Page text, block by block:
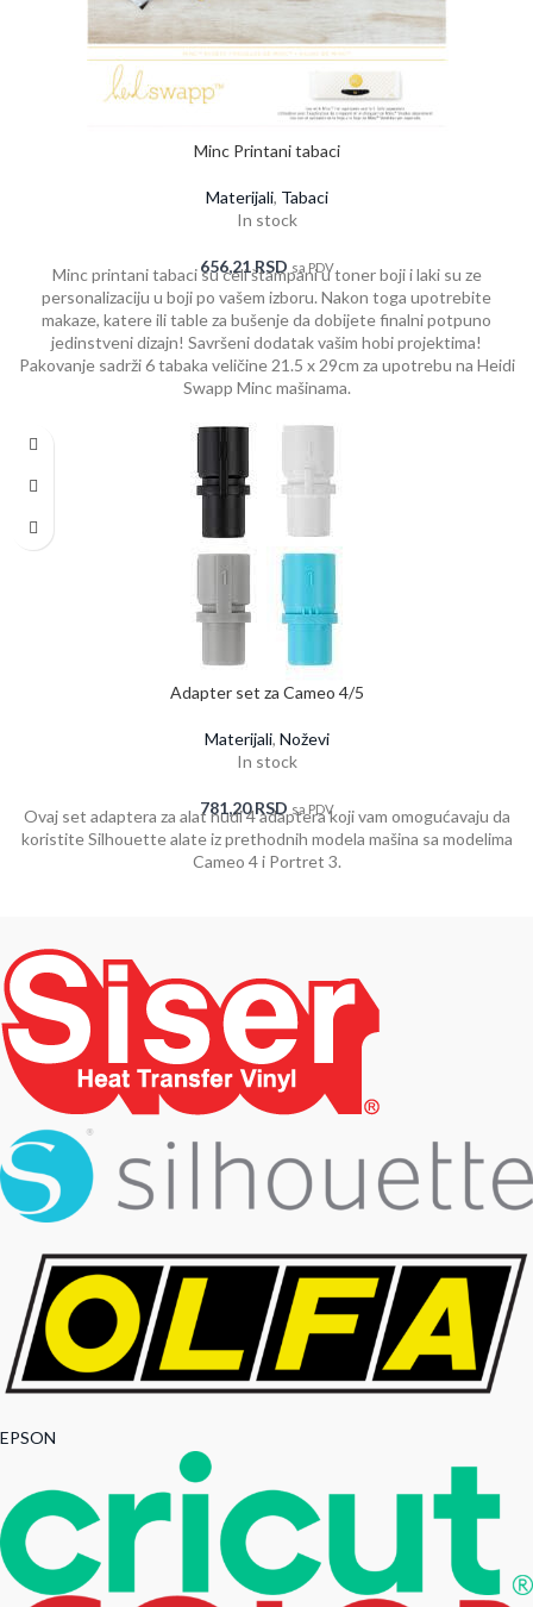
Minc Printani tabaci
Materijali, Tabaci
In stock
656,21RSD sa PDV
Minc printani tabaci su celi štampani u toner boji i laki su ze
personalizaciju u boji po vašem izboru. Nakon toga upotrebite
makaze, katere ili table za bušenje da dobijete finalni potpuno
jedinstveni dizajn! Savršeni dodatak vašim hobi projektima!
Pakovanje sadrži 6 tabaka veličine 21.5 x 29cm za upotrebu na Heidi
Swapp Minc mašinama.
Adapter set za Cameo 4/5
Materijali, Noževi
In stock
781,20RSD sa PDV
Ovaj set adaptera za alat nudi 4 adaptera koji vam omogućavaju da
koristite Silhouette alate iz prethodnih modela mašina sa modelima
Cameo 4 i Portret 3.
EPSON